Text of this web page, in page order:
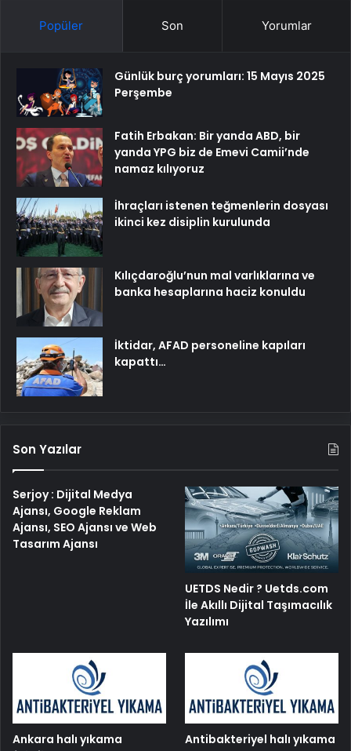
Popüler Son Yorumlar
Günlük burç yorumları: 15 Mayıs 2025
Perşembe
Fatih Erbakan: Bir yanda ABD, bir
yanda YPG biz de Emevi Camii’nde
namaz kılıyoruz
İhraçları istenen teğmenlerin dosyası
ikinci kez disiplin kurulunda
Kılıçdaroğlu’nun mal varlıklarına ve
banka hesaplarına haciz konuldu
İktidar, AFAD personeline kapıları
kapattı…
Son Yazılar
Serjoy : Dijital Medya
Ajansı, Google Reklam
Ajansı, SEO Ajansı ve Web
Tasarım Ajansı
UETDS Nedir ? Uetds.com
İle Akıllı Dijital Taşımacılık
Yazılımı
Ankara halı yıkama
Antibakteriyel halı yıkama